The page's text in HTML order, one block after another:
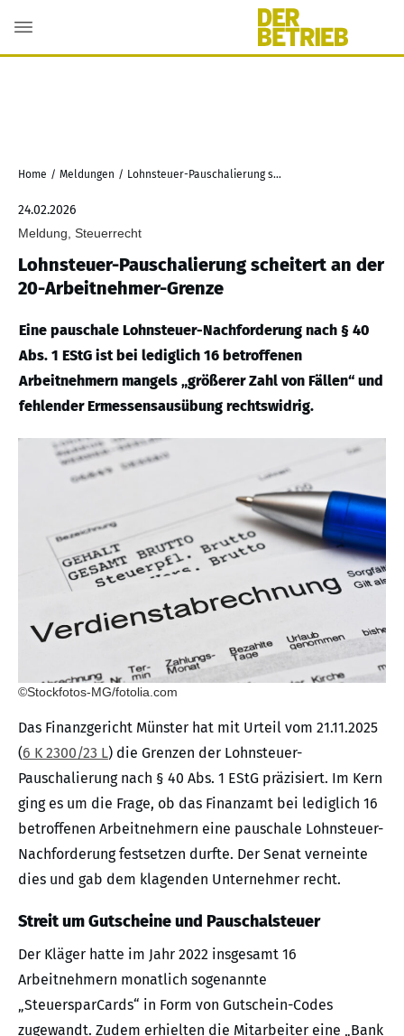
Home / Meldungen / Lohnsteuer-Pauschalierung scheitert an der 20-Arbeitnehmer-Grenze
24.02.2026
Meldung, Steuerrecht
Lohnsteuer-Pauschalierung scheitert an der
20-Arbeitnehmer-Grenze
Eine pauschale Lohnsteuer-Nachforderung nach § 40
Abs. 1 EStG ist bei lediglich 16 betroffenen
Arbeitnehmern mangels „größerer Zahl von Fällen“ und
fehlender Ermessensausübung rechtswidrig.
©Stockfotos-MG/fotolia.com
Das Finanzgericht Münster hat mit Urteil vom 21.11.2025
(6 K 2300/23 L) die Grenzen der Lohnsteuer-
Pauschalierung nach § 40 Abs. 1 EStG präzisiert. Im Kern
ging es um die Frage, ob das Finanzamt bei lediglich 16
betroffenen Arbeitnehmern eine pauschale Lohnsteuer-
Nachforderung festsetzen durfte. Der Senat verneinte
dies und gab dem klagenden Unternehmer recht.
Streit um Gutscheine und Pauschalsteuer
Der Kläger hatte im Jahr 2022 insgesamt 16
Arbeitnehmern monatlich sogenannte
„SteuersparCards“ in Form von Gutschein-Codes
zugewandt. Zudem erhielten die Mitarbeiter eine „Bank